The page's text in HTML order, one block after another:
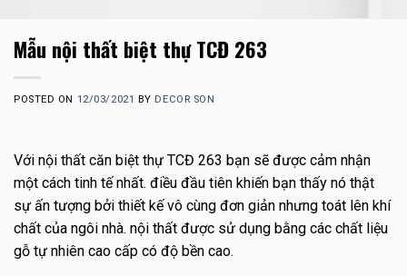
Mẫu nội thất biệt thự TCĐ 263
POSTED ON 12/03/2021 BY DECOR SON
Với nội thất căn biệt thự TCĐ 263 bạn sẽ được cảm nhận
một cách tinh tế nhất. điều đầu tiên khiến bạn thấy nó thật
sự ấn tượng bởi thiết kế vô cùng đơn giản nhưng toát lên khí
chất của ngôi nhà. nội thất được sử dụng bằng các chất liệu
gỗ tự nhiên cao cấp có độ bền cao.